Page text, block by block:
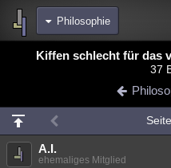
Philosophie
Bereiche
Chat Wiki Neuigkeiten
meine Rubriken
Menschen
Kiffen schlecht für das
37
Seite
A.I.
ehemaliges Mitglied